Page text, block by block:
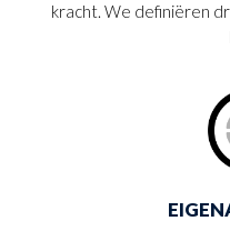
kracht. We definiëren